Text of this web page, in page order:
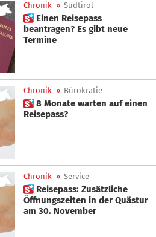
Chronik » Südtirol
 Einen Reisepass
beantragen? Es gibt neue
Termine
Chronik » Bürokratie
 8 Monate warten auf einen
Reisepass?
Chronik » Service
 Reisepass: Zusätzliche
Öffnungszeiten in der Quästur
am 30. November